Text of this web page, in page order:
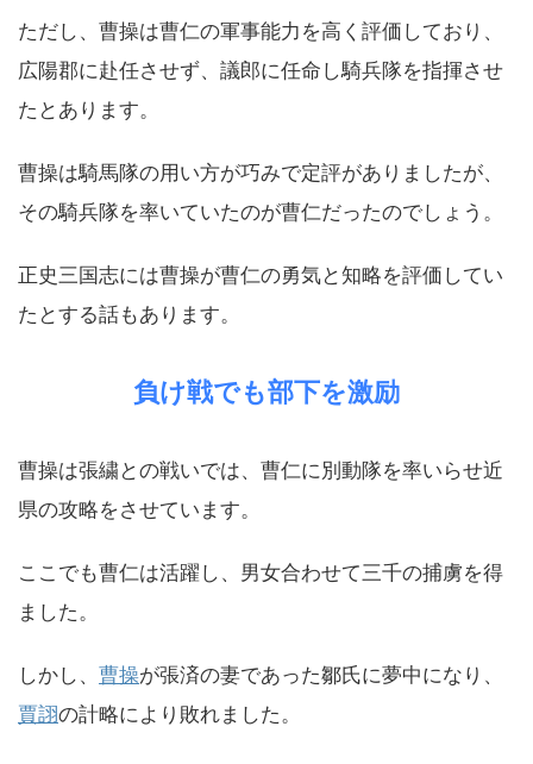
ただし、曹操は曹仁の軍事能力を高く評価しており、
広陽郡に赴任させず、議郎に任命し騎兵隊を指揮させ
たとあります。
曹操は騎馬隊の用い方が巧みで定評がありましたが、
その騎兵隊を率いていたのが曹仁だったのでしょう。
正史三国志には曹操が曹仁の勇気と知略を評価してい
たとする話もあります。
負け戦でも部下を激励
曹操は張繍との戦いでは、曹仁に別動隊を率いらせ近
県の攻略をさせています。
ここでも曹仁は活躍し、男女合わせて三千の捕虜を得
ました。
しかし、 曹操が張済の妻であった鄒氏に夢中になり、
賈詡の計略により敗れました。